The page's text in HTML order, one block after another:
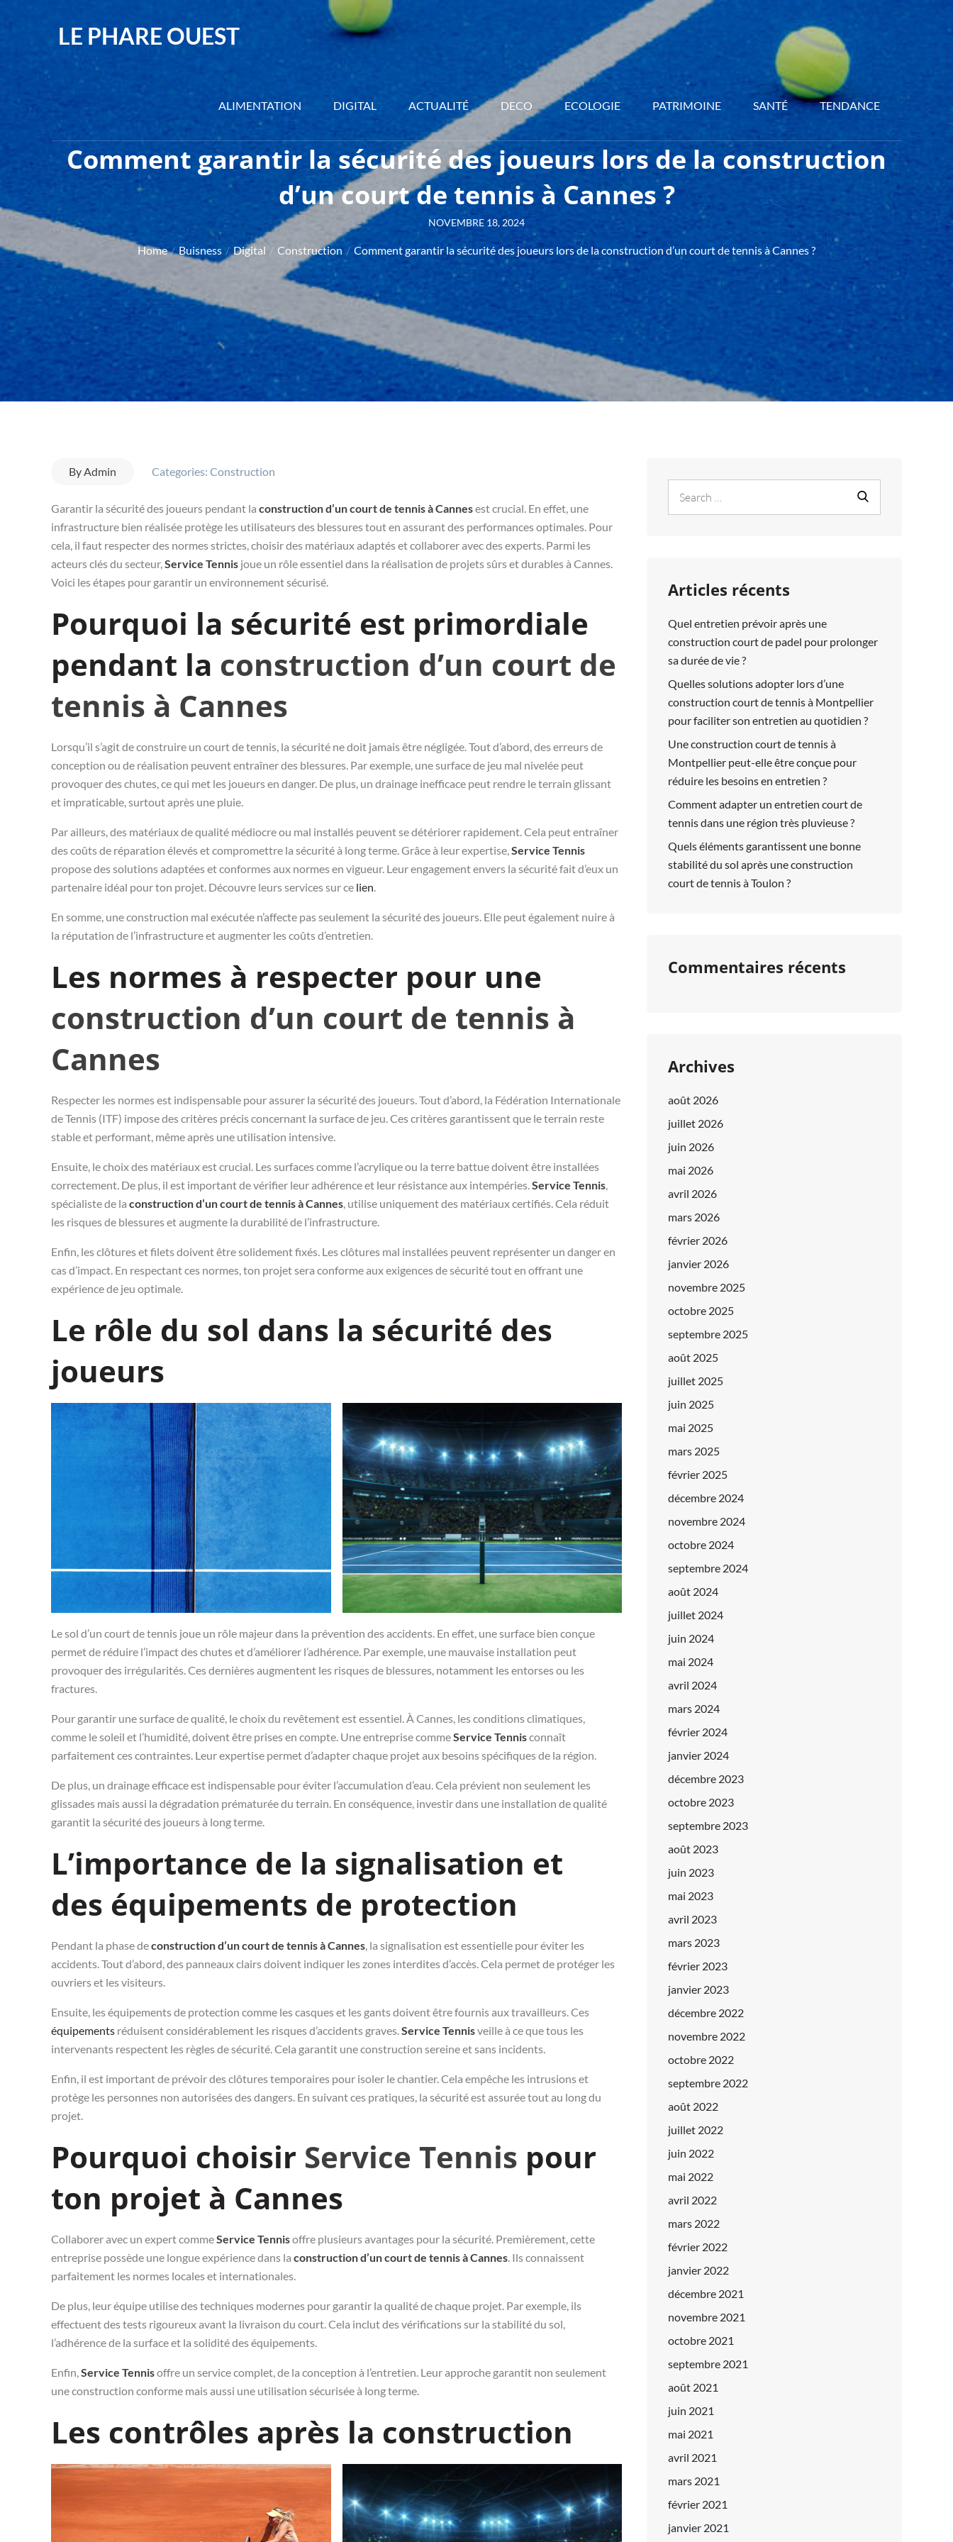
LE PHARE OUEST
ALIMENTATION DIGITAL ACTUALITÉ DECO ECOLOGIE PATRIMOINE SANTÉ TENDANCE
Comment garantir la sécurité des joueurs lors de la construction
d’un court de tennis à Cannes ?
Posted
NOVEMBRE 18, 2024
Home Buisness Digital Construction Comment garantir la sécurité des joueurs lors de la construction d’un court de tennis à Cannes ?
ByAdmin Categories: Construction
Garantir la sécurité des joueurs pendant la construction d’un court de tennis à Cannesest crucial. En effet, une
infrastructure bien réalisée protège les utilisateurs des blessures tout en assurant des performances optimales. Pour
cela, il faut respecter des normes strictes, choisir des matériaux adaptés et collaborer avec des experts. Parmi les
acteurs clés du secteur,Service Tennis joue un rôle essentiel dans la réalisation de projets sûrs et durables à Cannes.
Voici les étapes pour garantir un environnement sécurisé.
Pourquoi la sécurité est primordiale
pendant la construction d’un court de
tennis à Cannes
Lorsqu’il s’agit de construire un court de tennis, la sécurité ne doit jamais être négligée. Tout d’abord, des erreurs de
conception ou de réalisation peuvent entraîner des blessures. Par exemple, une surface de jeu mal nivelée peut
provoquer des chutes, ce qui met les joueurs en danger. De plus, un drainage inefficace peut rendre le terrain glissant
et impraticable, surtout après une pluie.
Par ailleurs, des matériaux de qualité médiocre ou mal installés peuvent se détériorer rapidement. Cela peut entraîner
des coûts de réparation élevés et compromettre la sécurité à long terme. Grâce à leur expertise,Service Tennis
propose des solutions adaptées et conformes aux normes en vigueur. Leur engagement envers la sécurité fait d’eux un
partenaire idéal pour ton projet. Découvre leurs services sur ce lien.
En somme, une construction mal exécutée n’affecte pas seulement la sécurité des joueurs. Elle peut également nuire à
la réputation de l’infrastructure et augmenter les coûts d’entretien.
Les normes à respecter pour une
construction d’un court de tennis à
Cannes
Respecter les normes est indispensable pour assurer la sécurité des joueurs. Tout d’abord, la Fédération Internationale
de Tennis (ITF) impose des critères précis concernant la surface de jeu. Ces critères garantissent que le terrain reste
stable et performant, même après une utilisation intensive.
Ensuite, le choix des matériaux est crucial. Les surfaces comme l’acrylique ou la terre battue doivent être installées
correctement. De plus, il est important de vérifier leur adhérence et leur résistance aux intempéries.Service Tennis,
spécialiste de la construction d’un court de tennis à Cannes, utilise uniquement des matériaux certifiés. Cela réduit
les risques de blessures et augmente la durabilité de l’infrastructure.
Enfin, les clôtures et filets doivent être solidement fixés. Les clôtures mal installées peuvent représenter un danger en
cas d’impact. En respectant ces normes, ton projet sera conforme aux exigences de sécurité tout en offrant une
expérience de jeu optimale.
Le rôle du sol dans la sécurité des
joueurs
Le sol d’un court de tennis joue un rôle majeur dans la prévention des accidents. En effet, une surface bien conçue
permet de réduire l’impact des chutes et d’améliorer l’adhérence. Par exemple, une mauvaise installation peut
provoquer des irrégularités. Ces dernières augmentent les risques de blessures, notamment les entorses ou les
fractures.
Pour garantir une surface de qualité, le choix du revêtement est essentiel. À Cannes, les conditions climatiques,
comme le soleil et l’humidité, doivent être prises en compte. Une entreprise commeService Tennisconnaît
parfaitement ces contraintes. Leur expertise permet d’adapter chaque projet aux besoins spécifiques de la région.
De plus, un drainage efficace est indispensable pour éviter l’accumulation d’eau. Cela prévient non seulement les
glissades mais aussi la dégradation prématurée du terrain. En conséquence, investir dans une installation de qualité
garantit la sécurité des joueurs à long terme.
L’importance de la signalisation et
des équipements de protection
Pendant la phase deconstruction d’un court de tennis à Cannes, la signalisation est essentielle pour éviter les
accidents. Tout d’abord, des panneaux clairs doivent indiquer les zones interdites d’accès. Cela permet de protéger les
ouvriers et les visiteurs.
Ensuite, les équipements de protection comme les casques et les gants doivent être fournis aux travailleurs. Ces
équipements réduisent considérablement les risques d’accidents graves.Service Tennisveille à ce que tous les
intervenants respectent les règles de sécurité. Cela garantit une construction sereine et sans incidents.
Enfin, il est important de prévoir des clôtures temporaires pour isoler le chantier. Cela empêche les intrusions et
protège les personnes non autorisées des dangers. En suivant ces pratiques, la sécurité est assurée tout au long du
projet.
Pourquoi choisir Service Tennis pour
ton projet à Cannes
Collaborer avec un expert commeService Tennisoffre plusieurs avantages pour la sécurité. Premièrement, cette
entreprise possède une longue expérience dans la construction d’un court de tennis à Cannes. Ils connaissent
parfaitement les normes locales et internationales.
De plus, leur équipe utilise des techniques modernes pour garantir la qualité de chaque projet. Par exemple, ils
effectuent des tests rigoureux avant la livraison du court. Cela inclut des vérifications sur la stabilité du sol,
l’adhérence de la surface et la solidité des équipements.
Enfin,Service Tennisoffre un service complet, de la conception à l’entretien. Leur approche garantit non seulement
une construction conforme mais aussi une utilisation sécurisée à long terme.
Les contrôles après la construction
for:
Articles récents
Quel entretien prévoir après une
construction court de padel pour prolonger
sa durée de vie ?
Quelles solutions adopter lors d’une
construction court de tennis à Montpellier
pour faciliter son entretien au quotidien ?
Une construction court de tennis à
Montpellier peut-elle être conçue pour
réduire les besoins en entretien ?
Comment adapter un entretien court de
tennis dans une région très pluvieuse ?
Quels éléments garantissent une bonne
stabilité du sol après une construction
court de tennis à Toulon ?
Commentaires récents
Archives
août 2026
juillet 2026
juin 2026
mai 2026
avril 2026
mars 2026
février 2026
janvier 2026
novembre 2025
octobre 2025
septembre 2025
août 2025
juillet 2025
juin 2025
mai 2025
mars 2025
février 2025
décembre 2024
novembre 2024
octobre 2024
septembre 2024
août 2024
juillet 2024
juin 2024
mai 2024
avril 2024
mars 2024
février 2024
janvier 2024
décembre 2023
octobre 2023
septembre 2023
août 2023
juin 2023
mai 2023
avril 2023
mars 2023
février 2023
janvier 2023
décembre 2022
novembre 2022
octobre 2022
septembre 2022
août 2022
juillet 2022
juin 2022
mai 2022
avril 2022
mars 2022
février 2022
janvier 2022
décembre 2021
novembre 2021
octobre 2021
septembre 2021
août 2021
juin 2021
mai 2021
avril 2021
mars 2021
février 2021
janvier 2021